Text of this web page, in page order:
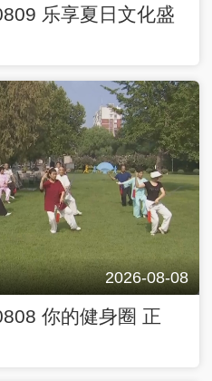
乐享夏日文化盛
2026-08-08
你的健身圈 正